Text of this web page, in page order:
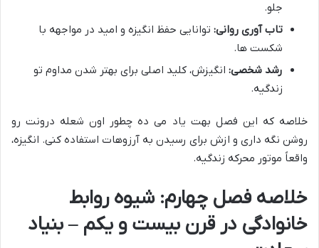
جلو.
تاب آوری روانی: توانایی حفظ انگیزه و امید در مواجهه با
شکست ها.
رشد شخصی: انگیزش، کلید اصلی برای بهتر شدن مداوم تو
زندگیه.
خلاصه که این فصل بهت یاد می ده چطور اون شعله درونت رو
روشن نگه داری و ازش برای رسیدن به آرزوهات استفاده کنی. انگیزه،
واقعاً موتور محرکه زندگیه.
خلاصه فصل چهارم: شیوه روابط
خانوادگی در قرن بیست و یکم – بنیاد